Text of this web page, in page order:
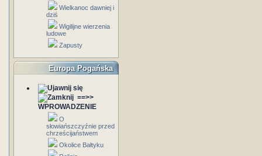
Wielkanoc dawniej i
dziś
Wigilijne wierzenia
ludowe
Zapusty
Europa Pogańska
==>>
WPROWADZENIE
O
słowiańszczyźnie przed
chrześcijaństwem
Okolice Bałtyku